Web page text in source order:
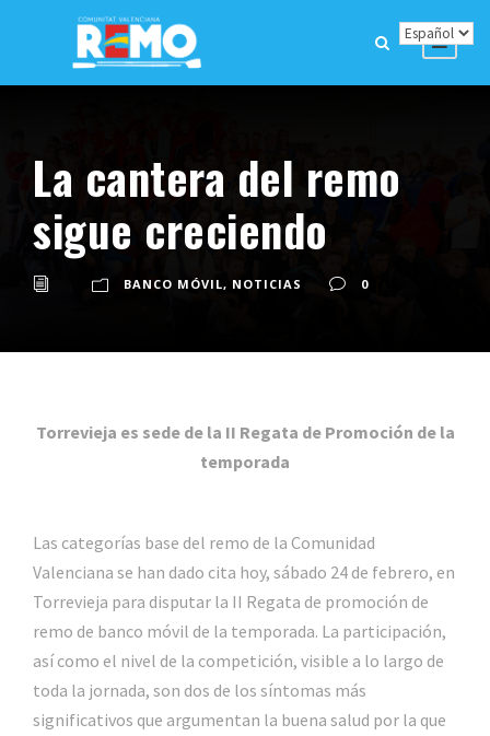
La cantera del remo
sigue creciendo
BANCO MÓVIL, NOTICIAS 0
Torrevieja es sede de la II Regata de Promoción de la
temporada
Las categorías base del remo de la Comunidad
Valenciana se han dado cita hoy, sábado 24 de febrero, en
Torrevieja para disputar la II Regata de promoción de
remo de banco móvil de la temporada. La participación,
así como el nivel de la competición, visible a lo largo de
toda la jornada, son dos de los síntomas más
significativos que argumentan la buena salud por la que